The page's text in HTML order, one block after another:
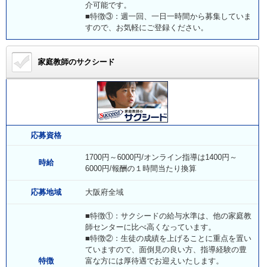
介可能です。
■特徴③：週一回、一日一時間から募集していま
すので、お気軽にご登録ください。
家庭教師のサクシード
応募資格
時給
1700円～6000円/オンライン指導は1400円～
6000円/報酬の１時間当たり換算
応募地域 大阪府全域
特徴
■特徴①：サクシードの給与水準は、他の家庭教
師センターに比べ高くなっています。
■特徴②：生徒の成績を上げることに重点を置い
ていますので、面倒見の良い方、指導経験の豊
富な方には厚待遇でお迎えいたします。